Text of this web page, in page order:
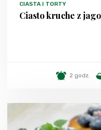
CIASTA I TORTY
Ciasto kruche z
2 godz.